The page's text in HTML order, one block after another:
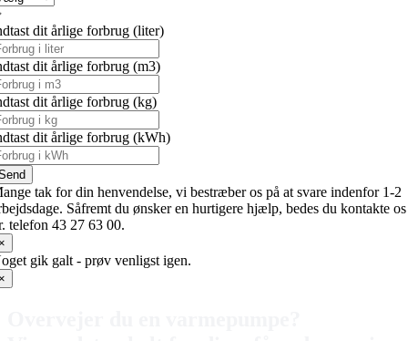
dit årlige forbrug (liter)
dit årlige forbrug (m3)
dit årlige forbrug (kg)
dit årlige forbrug (kWh)
tak for din henvendelse, vi bestræber os på at svare indenfor 1-2
Såfremt du ønsker en hurtigere hjælp, bedes du kontakte os
telefon 43 27 63 00.
gik galt - prøv venligst igen.